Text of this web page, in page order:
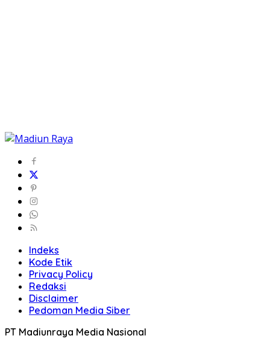
Indeks
Kode Etik
Privacy Policy
Redaksi
Disclaimer
Pedoman Media Siber
PT Madiunraya Media Nasional